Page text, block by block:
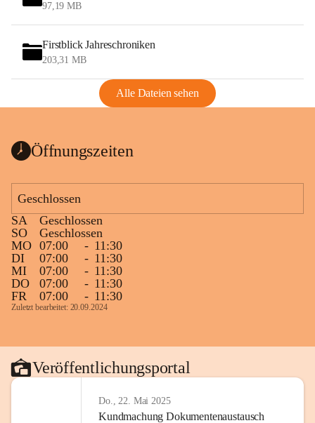
97,19 MB
Firstblick Jahreschroniken
203,31 MB
Alle Dateien sehen
Öffnungszeiten
Geschlossen
SA
Geschlossen
SO
Geschlossen
MO 07:00 - 11:30
DI
07:00 - 11:30
MI
07:00 - 11:30
DO
07:00 - 11:30
FR
07:00 - 11:30
Zuletzt bearbeitet: 20.09.2024
Veröffentlichungsportal
Do., 22. Mai 2025
Kundmachung Dokumentenaustausch